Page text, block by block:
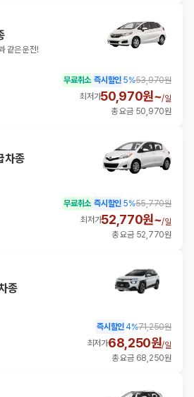
같은 운전!
무료취소 즉시할인 5%53,970원
최저가50,970원~/일
총 요금 50,970원
차종
무료취소 즉시할인 5%55,770원
최저가52,770원~/일
총 요금 52,770원
종
즉시할인 4%71,250원
최저가68,250원/일
총 요금 68,250원